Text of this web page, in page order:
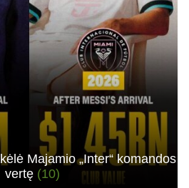
Majamio „Inter“ komandos
vertę (10)